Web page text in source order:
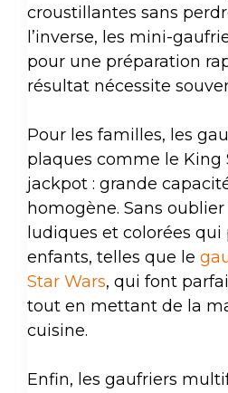
croustillantes sans
l’inverse, les mini-
pour une préparation
résultat nécessite
Pour les familles, les
plaques comme le King
jackpot : grande
homogène. Sans
ludiques et colorées
enfants, telles que le
Star Wars, qui font
tout en mettant de la
cuisine.
Enfin, les gaufriers